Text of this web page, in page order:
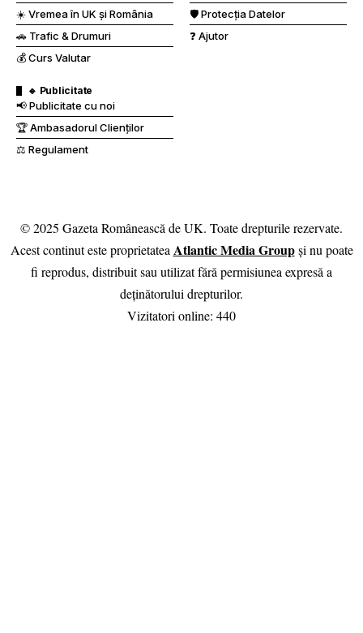
☀️ Vremea în UK și România
🚗 Trafic & Drumuri
💰 Curs Valutar
🛡️ Protecția Datelor
❓ Ajutor
🔹 Publicitate
📢 Publicitate cu noi
🏆 Ambasadorul Clienților
⚖️ Regulament
© 2025 Gazeta Românească de UK. Toate drepturile rezervate.
Acest continut este proprietatea Atlantic Media Groupși nu poate
fi reprodus, distribuit sau utilizat fără permisiunea expresă a
deținătorului drepturilor.
Vizitatori online: 425